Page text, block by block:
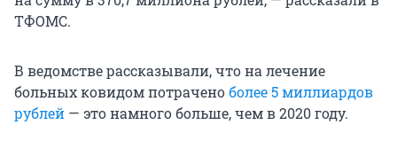
ТФОМС.
В ведомстве рассказывали, что на лечение
больных ковидом потраченоболее 5 миллиардов
рублей — это намного больше, чем в 2020 году.